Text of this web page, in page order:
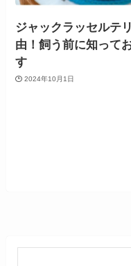
ジャックラッセルテ
由！飼う前に知って
す
2024年10月1日